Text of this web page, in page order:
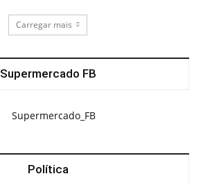
Carregar mais
Supermercado FB
Política